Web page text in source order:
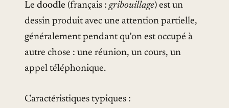
Le doodle (français : gribouillage) est un
dessin produit avec une attention partielle,
généralement pendant qu’on est occupé à
autre chose : une réunion, un cours, un
appel téléphonique.
Caractéristiques typiques :